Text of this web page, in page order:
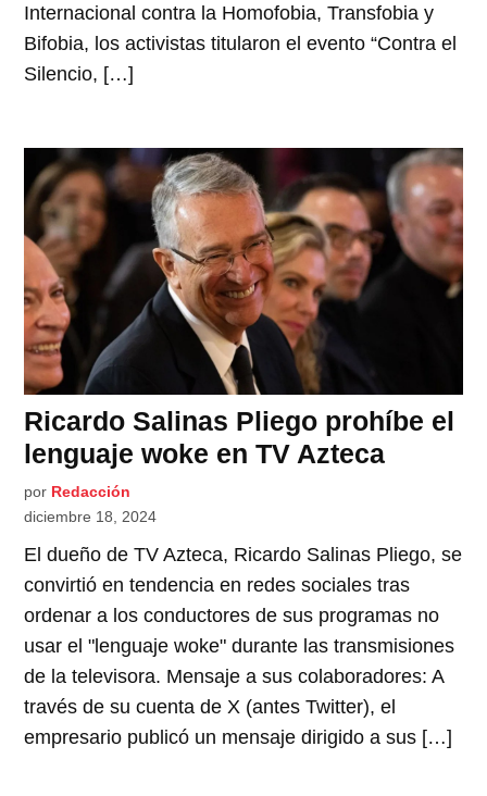
Internacional contra la Homofobia, Transfobia y
Bifobia, los activistas titularon el evento “Contra el
Silencio, […]
Ricardo Salinas Pliego prohíbe el
lenguaje woke en TV Azteca
por Redacción
diciembre 18, 2024
El dueño de TV Azteca, Ricardo Salinas Pliego, se
convirtió en tendencia en redes sociales tras
ordenar a los conductores de sus programas no
usar el "lenguaje woke" durante las transmisiones
de la televisora. Mensaje a sus colaboradores: A
través de su cuenta de X (antes Twitter), el
empresario publicó un mensaje dirigido a sus […]